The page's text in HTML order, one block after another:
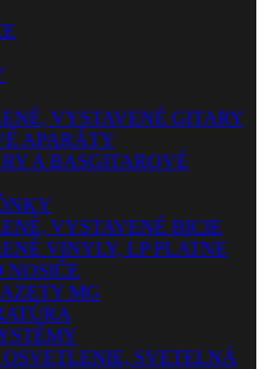
VYSTAVENÉ GITARY
APARÁTY
A BASGITAROVÉ
VYSTAVENÉ BICIE
VINYLY, LP PLATNE
NOSIČE
MG
SVETELNÁ